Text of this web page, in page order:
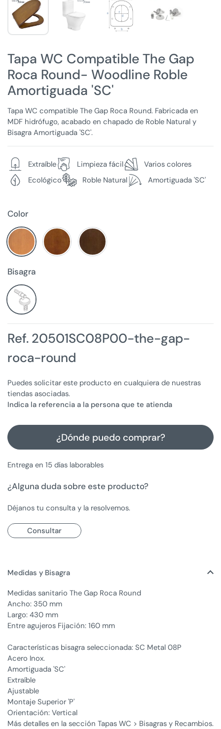
Tapa WC Compatible The Gap
Roca Round- Woodline Roble
Amortiguada 'SC'
Tapa WC compatible The Gap Roca Round. Fabricada en
MDF hidrófugo, acabado en chapado de Roble Natural y
Bisagra Amortiguada 'SC'.
Extraíble Limpieza fácil
Varios colores
Ecológico
Roble Natural Amortiguada 'SC'
Color
Bisagra
Ref. 20501SC08P00-the-gap-
roca-round
Puedes solicitar este producto en cualquiera de nuestras
tiendas asociadas.
Indica la referencia a la persona que te atienda
¿Dónde puedo comprar?
Entrega en 15 días laborables
¿Alguna duda sobre este producto?
Déjanos tu consulta y la resolvemos.
Consultar
Medidas y Bisagra
Medidas sanitario The Gap Roca Round
Ancho: 350 mm
Largo: 430 mm
Entre agujeros Fijación: 160 mm
Características bisagra seleccionada: SC Metal 08P
Acero Inox.
Amortiguada 'SC'
Extraíble
Ajustable
Montaje Superior 'P'
Orientación: Vertical
Más detalles en la sección Tapas WC > Bisagras y Recambios.